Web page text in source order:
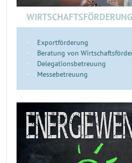
WIRTSCHAFTSFÖRDERUNG
Exportförderung
Beratung von
Delegationsbetreuung
Messebetreuung